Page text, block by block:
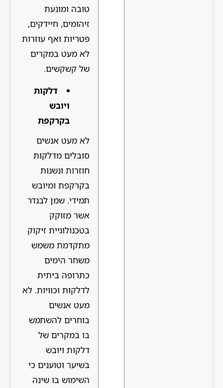
טובה ומונעת
זיהומים, חיידקים,
פטריות ואף עוזרות
לא מעט במקרים
של קשקשים.
דלקות
ויובש
בקרקפת
לא מעט אנשים
סובלים מדלקות
חוזרות ונשנות
בקרקפת ומיובש
תמידי. שמן לבנדר
אשר מזוקק
בטכנולוגיית זיקוק
מתקדמת משמש
משחר הימים
כתרופה ביתית
לדלקות וכוויות. לא
מעט אנשים
בוחרים להשתמש
בו במקרים של
דלקות ויובש
בשיער וטוענים כי
השימוש בו שינה